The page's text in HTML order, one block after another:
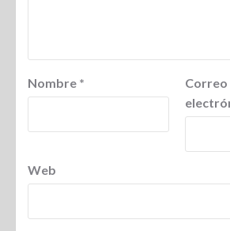
Nombre *
Correo
Web